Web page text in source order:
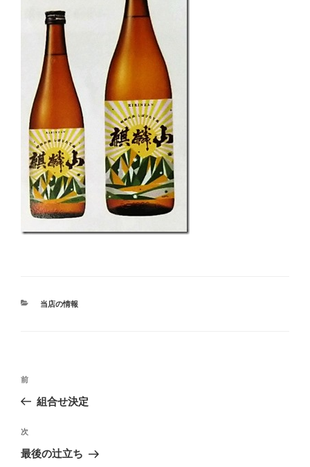
カ
当店の情報
投
ビ
ゲ
過
去
投
稿
前
組合せ決定
次
の
次
最後の辻立ち